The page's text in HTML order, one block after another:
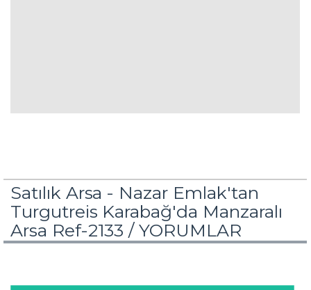
Satılık Arsa - Nazar Emlak'tan
Turgutreis Karabağ'da Manzaralı
Arsa Ref-2133 /YORUMLAR